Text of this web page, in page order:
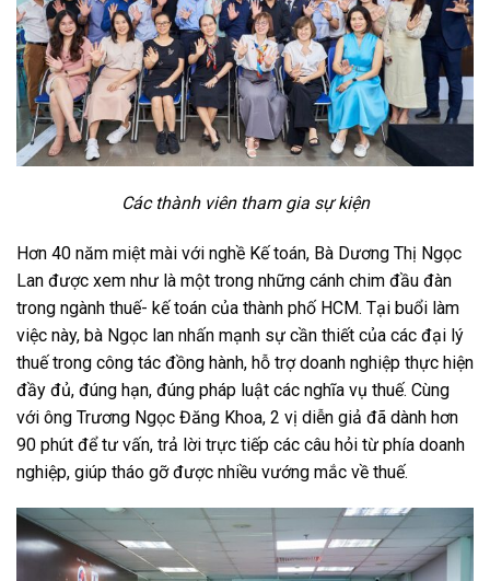
Các thành viên tham gia sự kiện
Hơn 40 năm miệt mài với nghề Kế toán, Bà Dương Thị Ngọc
Lan được xem như là một trong những cánh chim đầu đàn
trong ngành thuế- kế toán của thành phố HCM. Tại buổi làm
việc này, bà Ngọc lan nhấn mạnh sự cần thiết của các đại lý
thuế trong công tác đồng hành, hỗ trợ doanh nghiệp thực hiện
đầy đủ, đúng hạn, đúng pháp luật các nghĩa vụ thuế. Cùng
với ông Trương Ngọc Đăng Khoa, 2 vị diễn giả đã dành hơn
90 phút để tư vấn, trả lời trực tiếp các câu hỏi từ phía doanh
nghiệp, giúp tháo gỡ được nhiều vướng mắc về thuế.